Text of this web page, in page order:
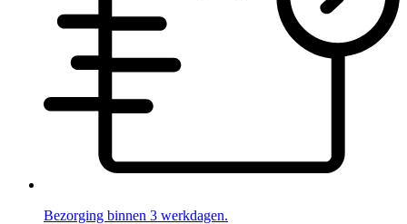
Bezorging binnen 3 werkdagen.